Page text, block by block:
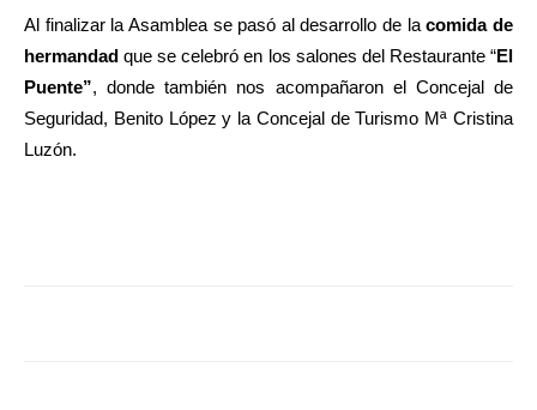
Al finalizar la Asamblea se pasó al desarrollo de lacomida de
hermandad que se celebró en los salones del Restaurante “El
Puente”, donde también nos acompañaron el Concejal de
Seguridad, Benito López y la Concejal de Turismo Mª Cristina
Luzón.